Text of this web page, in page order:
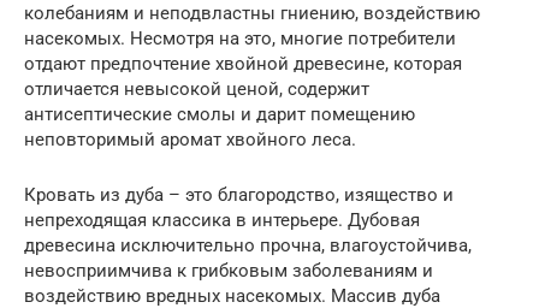
колебаниям и неподвластны гниению, воздействию
насекомых. Несмотря на это, многие потребители
отдают предпочтение хвойной древесине, которая
отличается невысокой ценой, содержит
антисептические смолы и дарит помещению
неповторимый аромат хвойного леса.
Кровать из дуба – это благородство, изящество и
непреходящая классика в интерьере. Дубовая
древесина исключительно прочна, влагоустойчива,
невосприимчива к грибковым заболеваниям и
воздействию вредных насекомых. Массив дуба